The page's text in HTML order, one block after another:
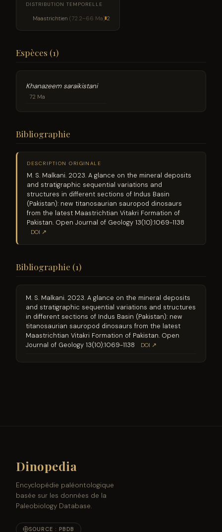
DISTRIBUTION TEMPORELLE
Maastrichtien (72.2–66 Ma) 2
Espèces (1)
Khanazeem saraikistani
72 Ma
Bibliographie
DESCRIPTION ORIGINALE
M. S. Malkani. 2023. A glance on the mineral deposits
and stratigraphic sequential variations and
structures in different sections of Indus Basin
(Pakistan): new titanosaurian sauropod dinosaurs
from the latest Maastrichtian Vitakri Formation of
Pakistan. Open Journal of Geology 13(10):1069-1138
DOI ↗
Bibliographie (1)
M. S. Malkani. 2023. A glance on the mineral deposits
and stratigraphic sequential variations and structures
in different sections of Indus Basin (Pakistan): new
titanosaurian sauropod dinosaurs from the latest
Maastrichtian Vitakri Formation of Pakistan. Open
Journal of Geology 13(10):1069-1138
DOI ↗
Dinopedia
Encyclopédie paléontologique
basée sur les données de la
Paleobiology Database.
SOURCE : PBDB